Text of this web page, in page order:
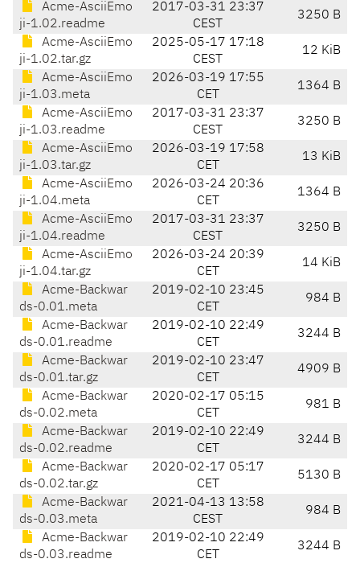
Acme-AsciiEmo
ji-1.02.readme
2017-03-31 23:37
CEST
3250 B
Acme-AsciiEmo
ji-1.02.tar.gz
2025-05-17 17:18
CEST
12 KiB
Acme-AsciiEmo
ji-1.03.meta
2026-03-19 17:55
CET
1364 B
Acme-AsciiEmo
ji-1.03.readme
2017-03-31 23:37
CEST
3250 B
Acme-AsciiEmo
ji-1.03.tar.gz
2026-03-19 17:58
CET
13 KiB
Acme-AsciiEmo
ji-1.04.meta
2026-03-24 20:36
CET
1364 B
Acme-AsciiEmo
ji-1.04.readme
2017-03-31 23:37
CEST
3250 B
Acme-AsciiEmo
ji-1.04.tar.gz
2026-03-24 20:39
CET
14 KiB
Acme-Backwar
ds-0.01.meta
2019-02-10 23:45
CET
984 B
Acme-Backwar
ds-0.01.readme
2019-02-10 22:49
CET
3244 B
Acme-Backwar
ds-0.01.tar.gz
2019-02-10 23:47
CET
4909 B
Acme-Backwar
ds-0.02.meta
2020-02-17 05:15
CET
981 B
Acme-Backwar
ds-0.02.readme
2019-02-10 22:49
CET
3244 B
Acme-Backwar
ds-0.02.tar.gz
2020-02-17 05:17
CET
5130 B
Acme-Backwar
ds-0.03.meta
2021-04-13 13:58
CEST
984 B
Acme-Backwar
ds-0.03.readme
2019-02-10 22:49
CET
3244 B